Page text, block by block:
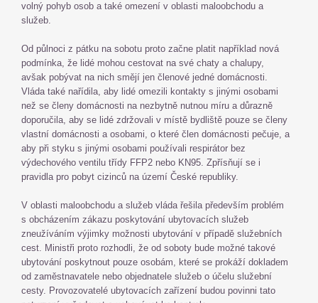
volný pohyb osob a také omezení v oblasti maloobchodu a
služeb.
Od půlnoci z pátku na sobotu proto začne platit například nová
podmínka, že lidé mohou cestovat na své chaty a chalupy,
avšak pobývat na nich smějí jen členové jedné domácnosti.
Vláda také nařídila, aby lidé omezili kontakty s jinými osobami
než se členy domácnosti na nezbytně nutnou míru a důrazně
doporučila, aby se lidé zdržovali v místě bydliště pouze se členy
vlastní domácnosti a osobami, o které člen domácnosti pečuje, a
aby při styku s jinými osobami používali respirátor bez
výdechového ventilu třídy FFP2 nebo KN95. Zpřísňují se i
pravidla pro pobyt cizinců na území České republiky.
V oblasti maloobchodu a služeb vláda řešila především problém
s obcházením zákazu poskytování ubytovacích služeb
zneužíváním výjimky možnosti ubytování v případě služebních
cest. Ministři proto rozhodli, že od soboty bude možné takové
ubytování poskytnout pouze osobám, které se prokáží dokladem
od zaměstnavatele nebo objednatele služeb o účelu služební
cesty. Provozovatelé ubytovacích zařízení budou povinni tato